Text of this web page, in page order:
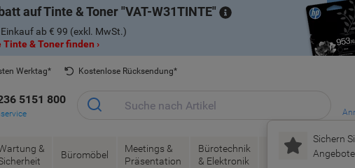
auf Tinte & Toner VAT-W31TINTE
Einkauf ab € 99 (exkl. MwSt.)
Tinte & Toner finden ›
Werktag*
Kostenlose Rücksendung*
5151 800
Sichern
&
Büromöbel
Meetings &
Präsentation
Bürotechnik
& Elektronik
Tinte &
Papier,
& Pakete